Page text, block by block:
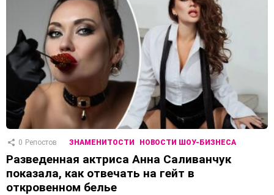
0 Репостов ЗНАМЕНИТОСТИ НОВОСТИ ШОУ-БИЗНЕСА
Разведенная актриса Анна Саливанчук
показала, как отвечать на гейт в
откровенном белье